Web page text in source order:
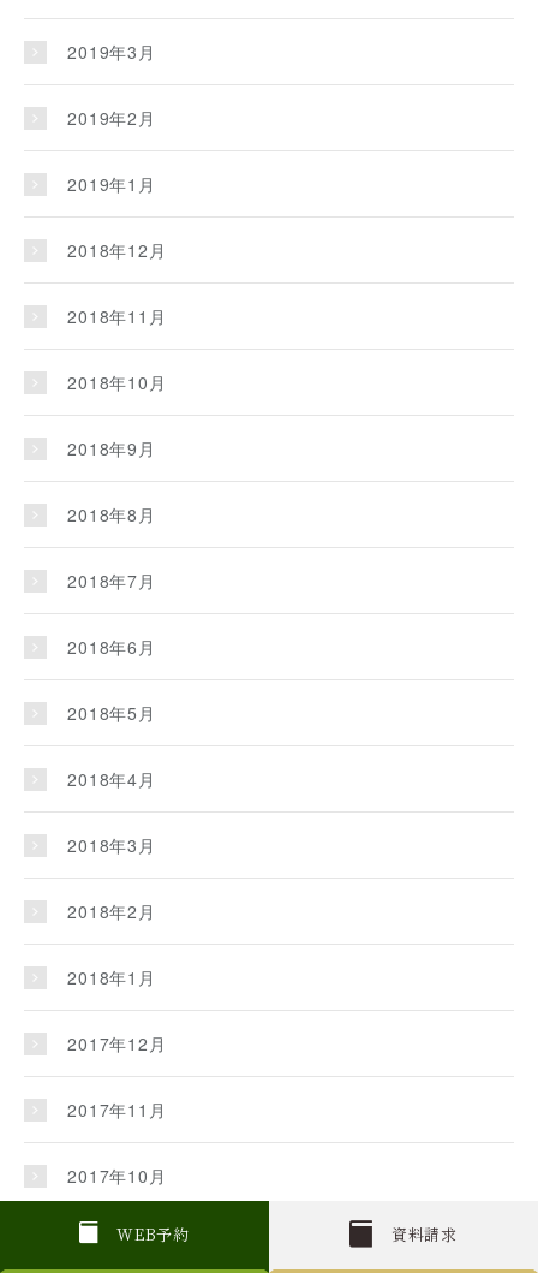
W EB予約 資料請求
2019年3月
2019年2月
2019年1月
2018年12月
2018年11月
2018年10月
2018年9月
2018年8月
2018年7月
2018年6月
2018年5月
2018年4月
2018年3月
2018年2月
2018年1月
2017年12月
2017年11月
2017年10月
2017年9月